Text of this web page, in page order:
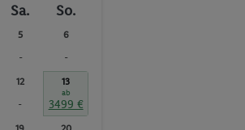
Sa. So.
5
-
6
-
12
-
13
ab
3499 €